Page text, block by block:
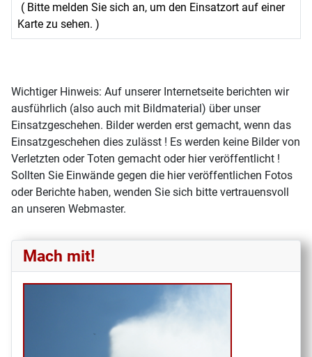
( Bitte melden Sie sich an, um den Einsatzort auf einer
Karte zu sehen. )
Wichtiger Hinweis: Auf unserer Internetseite berichten wir
ausführlich (also auch mit Bildmaterial) über unser
Einsatzgeschehen. Bilder werden erst gemacht, wenn das
Einsatzgeschehen dies zulässt ! Es werden keine Bilder von
Verletzten oder Toten gemacht oder hier veröffentlicht !
Sollten Sie Einwände gegen die hier veröffentlichen Fotos
oder Berichte haben, wenden Sie sich bitte vertrauensvoll
an unseren Webmaster.
Mach mit!